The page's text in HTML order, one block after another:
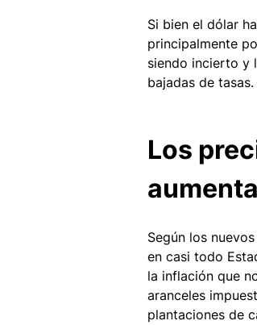
Si bien el dólar
principalmente
siendo incierto y
bajadas de tasas.
Los
Según los
en casi todo
la inflación que
aranceles
plantaciones de